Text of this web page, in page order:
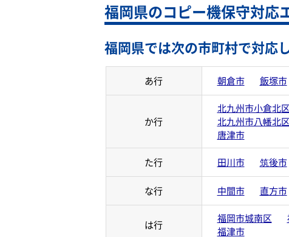
福岡県のコピー機保守対応
福岡県では次の市町村で対応
あ行 朝倉市 飯塚市
か行
北九州市小倉北区
北九州市八幡北区
唐津市
た行 田川市 筑後市
な行 中間市 直方市
は行
福岡市城南区
福津市